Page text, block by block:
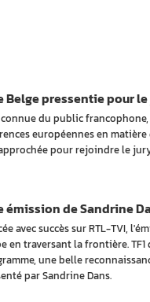
du public
européennes en
pour rejoindre le
Belge pressentie pour
avec succès sur RTL-TVI,
en traversant la frontière.
une belle
par Sandrine Dans.
émission de Sandrine